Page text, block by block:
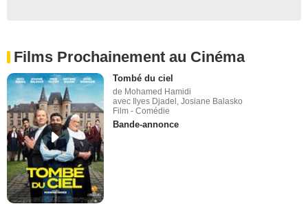
Films Prochainement au Cinéma
Tombé du ciel
de Mohamed Hamidi
avec Ilyes Djadel, Josiane Balasko
Film - Comédie
Bande-annonce